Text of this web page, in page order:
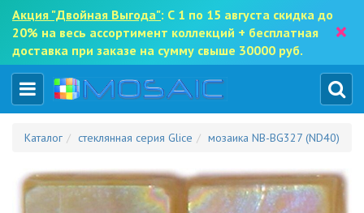
Акция "Двойная Выгода": С 1 по 15 августа скидка до
20% на весь ассортимент коллекций + бесплатная
доставка при заказе на сумму свыше 30000 руб.
×
Каталог стеклянная серия Glice мозаика NB-BG327 (ND40)